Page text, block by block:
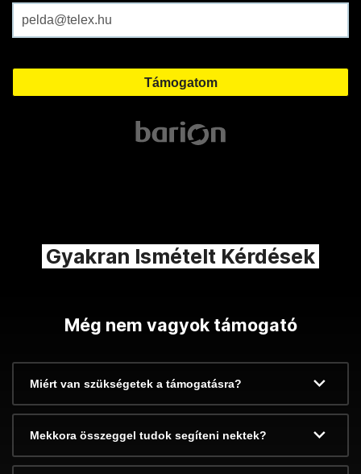
Gyakran Ismételt Kérdések
Még nem vagyok támogató
Miért van szükségetek a támogatásra?
Mekkora összeggel tudok segíteni nektek?